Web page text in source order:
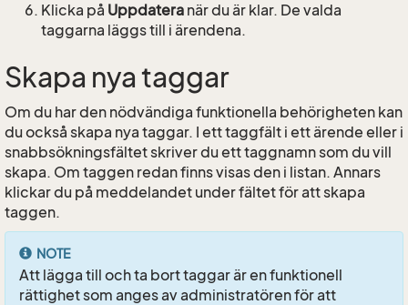
Klicka på Uppdatera när du är klar. De valda
taggarna läggs till i ärendena.
Skapa nya taggar
Om du har den nödvändiga funktionella behörigheten kan
du också skapa nya taggar. I ett taggfält i ett ärende eller i
snabbsökningsfältet skriver du ett taggnamn som du vill
skapa. Om taggen redan finns visas den i listan. Annars
klickar du på meddelandet under fältet för att skapa
taggen.
NOTE
Att lägga till och ta bort taggar är en funktionell
rättighet som anges av administratören för att